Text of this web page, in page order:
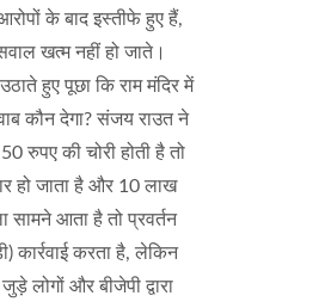
के बाद इस्तीफे हुए हैं,
खत्म नहीं हो जाते।
हुए पूछा कि राम मंदिर में
कौन देगा? संजय राउत ने
रुपए की चोरी होती है तो
हो जाता है और 10 लाख
सामने आता है तो प्रवर्तन
कार्रवाई करता है, लेकिन
लोगों और बीजेपी द्वारा